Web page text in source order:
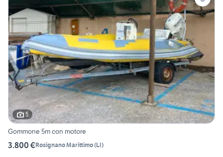
5
Gommone 5m con motore
3.800 €Rosignano Marittimo(LI)